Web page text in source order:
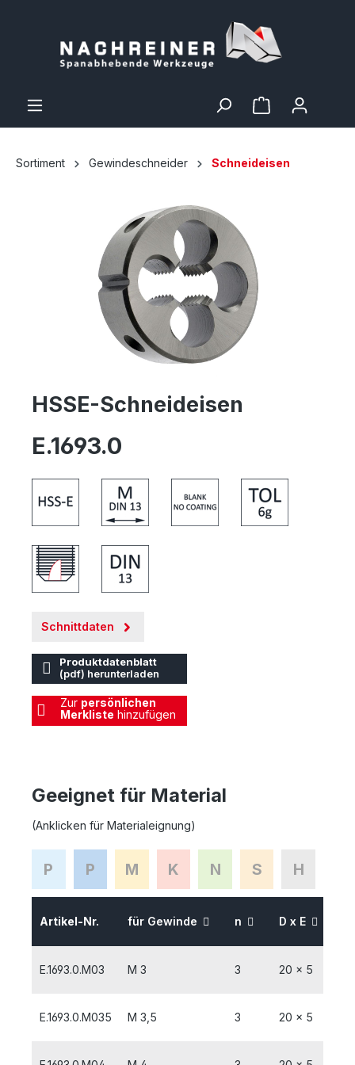
Sortiment Gewindeschneider Schneideisen
HSSE-Schneideisen
E.1693.0
Schnittdaten
Produktdatenblatt
(pdf) herunterladen
Zur persönlichen
Merkliste hinzufügen
Geeignet für Material
(Anklicken für Materialeignung)
P P M K N S H
Artikel-Nr. für Gewinde n D x E
E.1693.0.M03 M 3 3 20 x 5
E.1693.0.M035 M 3,5 3 20 x 5